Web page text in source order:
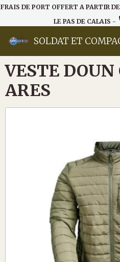
FRAIS DE PORT OFFERT A PARTIR
LE PAS DE CALAIS -
SOLDAT ET
VESTE
ARES